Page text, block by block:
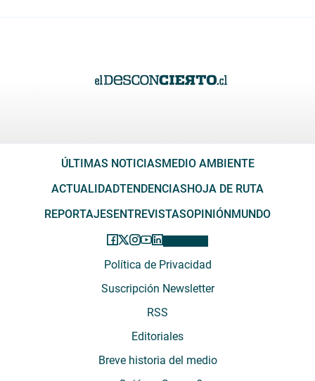
ÚLTIMAS NOTICIAS MEDIO AMBIENTE
ACTUALIDADTENDENCIAS HOJA DE RUTA
REPORTAJES ENTREVISTASOPINIÓN MUNDO
Política de Privacidad
Suscripción Newsletter
RSS
Editoriales
Breve historia del medio